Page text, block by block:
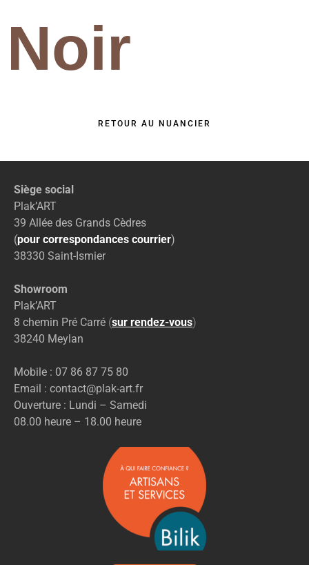
Noir
RETOUR AU NUANCIER
Siège social
Plak’ART
39 Allée des Grands Cèdres
(pour correspondances courrier)
38330 Saint-Ismier
Showroom
Plak’ART
8 chemin Pré Carré (sur rendez-vous)
38240 Meylan
Mobile : 07 86 87 75 80
Email : contact@plak-art.fr
Ouverture : Lundi – Samedi
08.00 heure – 18.00 heure